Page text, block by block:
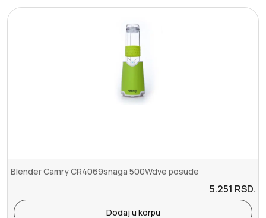
Blender Camry CR4069snaga 500Wdve posude
5.251 RSD.
Dodaj u korpu